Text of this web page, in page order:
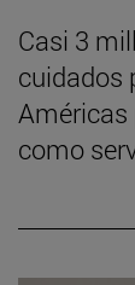
Casi 3
cuidados
Américas
como